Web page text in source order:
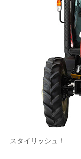
スタイリッシュ！